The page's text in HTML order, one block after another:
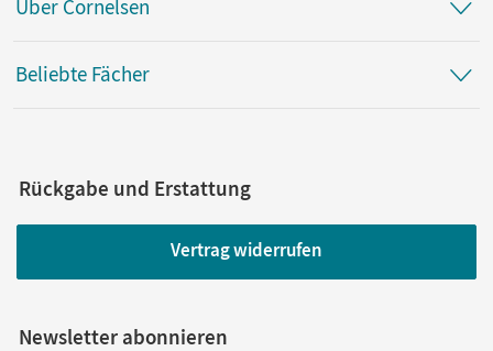
Über Cornelsen
Beliebte Fächer
Rückgabe und Erstattung
Vertrag widerrufen
Newsletter abonnieren